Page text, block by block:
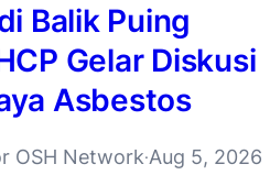
Balik Puing
Gelar Diskusi
Asbestos
OSH Network·Aug 5, 2026